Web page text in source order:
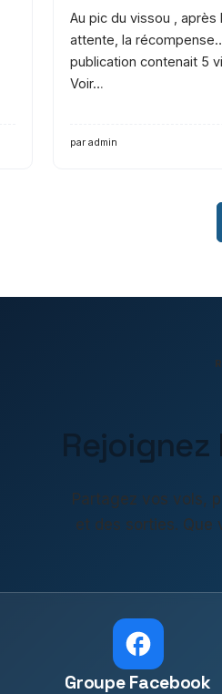
Au pic du vissou , après
attente, la
publication contenait 5
Voir…
par admin
Partagez vos vols,
et des sorties. Que
Groupe Facebook